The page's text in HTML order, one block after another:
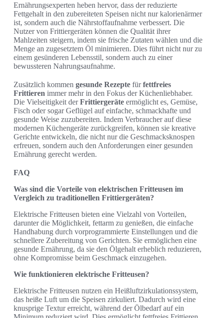
Ernährungsexperten heben hervor, dass der reduzierte
Fettgehalt in den zubereiteten Speisen nicht nur kalorienärmer
ist, sondern auch die Nährstoffaufnahme verbessert. Die
Nutzer von Frittiergeräten können die Qualität ihrer
Mahlzeiten steigern, indem sie frische Zutaten wählen und die
Menge an zugesetztem Öl minimieren. Dies führt nicht nur zu
einem gesünderen Lebensstil, sondern auch zu einer
bewussteren Nahrungsaufnahme.
Zusätzlich kommen gesunde Rezepte fürfettfreies
Frittieren immer mehr in den Fokus der Küchenliebhaber.
Die Vielseitigkeit derFrittiergeräte ermöglicht es, Gemüse,
Fisch oder sogar Geflügel auf einfache, schmackhafte und
gesunde Weise zuzubereiten. Indem Verbraucher auf diese
modernen Küchengeräte zurückgreifen, können sie kreative
Gerichte entwickeln, die nicht nur die Geschmacksknospen
erfreuen, sondern auch den Anforderungen einer gesunden
Ernährung gerecht werden.
FAQ
Was sind die Vorteile von elektrischen Fritteusen im
Vergleich zu traditionellen Frittiergeräten?
Elektrische Fritteusen bieten eine Vielzahl von Vorteilen,
darunter die Möglichkeit, fettarm zu genießen, die einfache
Handhabung durch vorprogrammierte Einstellungen und die
schnellere Zubereitung von Gerichten. Sie ermöglichen eine
gesunde Ernährung, da sie den Ölgehalt erheblich reduzieren,
ohne Kompromisse beim Geschmack einzugehen.
Wie funktionieren elektrische Fritteusen?
Elektrische Fritteusen nutzen ein Heißluftzirkulationssystem,
das heiße Luft um die Speisen zirkuliert. Dadurch wird eine
knusprige Textur erreicht, während der Ölbedarf auf ein